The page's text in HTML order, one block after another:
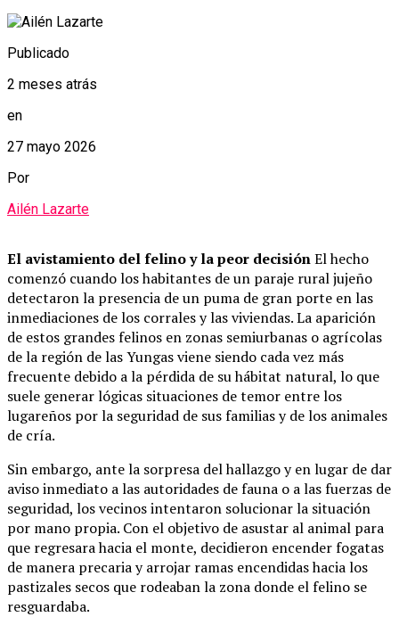
Publicado
2 meses atrás
en
27 mayo 2026
Por
Ailén Lazarte
El avistamiento del felino y la peor decisiónEl hecho
comenzó cuando los habitantes de un paraje rural jujeño
detectaron la presencia de un puma de gran porte en las
inmediaciones de los corrales y las viviendas. La aparición
de estos grandes felinos en zonas semiurbanas o agrícolas
de la región de las Yungas viene siendo cada vez más
frecuente debido a la pérdida de su hábitat natural, lo que
suele generar lógicas situaciones de temor entre los
lugareños por la seguridad de sus familias y de los animales
de cría.
Sin embargo, ante la sorpresa del hallazgo y en lugar de dar
aviso inmediato a las autoridades de fauna o a las fuerzas de
seguridad, los vecinos intentaron solucionar la situación
por mano propia. Con el objetivo de asustar al animal para
que regresara hacia el monte, decidieron encender fogatas
de manera precaria y arrojar ramas encendidas hacia los
pastizales secos que rodeaban la zona donde el felino se
resguardaba.